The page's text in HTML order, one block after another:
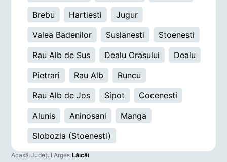
Brebu
Hartiesti
Jugur
Valea Badenilor
Suslanesti
Stoenesti
Rau Alb de Sus
Dealu Orasului
Dealu
Pietrari
Rau Alb
Runcu
Rau Alb de Jos
Sipot
Cocenesti
Alunis
Aninosani
Manga
Slobozia (Stoenesti)
Acasă›Județul Arges›Lăicăi